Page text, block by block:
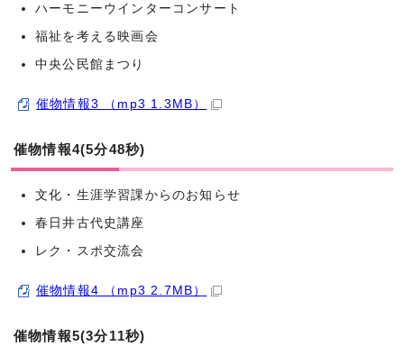
ハーモニーウインターコンサート
福祉を考える映画会
中央公民館まつり
催物情報3 （mp3 1.3MB）
催物情報4(5分48秒)
文化・生涯学習課からのお知らせ
春日井古代史講座
レク・スポ交流会
催物情報4 （mp3 2.7MB）
催物情報5(3分11秒)